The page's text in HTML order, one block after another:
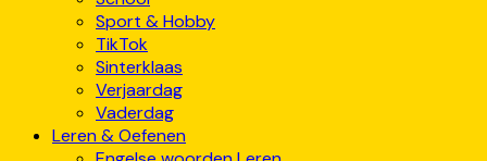
Sport & Hobby
TikTok
Sinterklaas
Verjaardag
Vaderdag
Leren & Oefenen